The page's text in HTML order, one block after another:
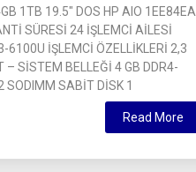
1TB 19.5″ DOS HP AIO 1EE84EA
SÜRESİ 24 İŞLEMCİ AİLESİ
İŞLEMCİ ÖZELLİKLERİ 2,3
SİSTEM BELLEĞİ 4 GB DDR4-
SODIMM SABİT DİSK 1
Read More